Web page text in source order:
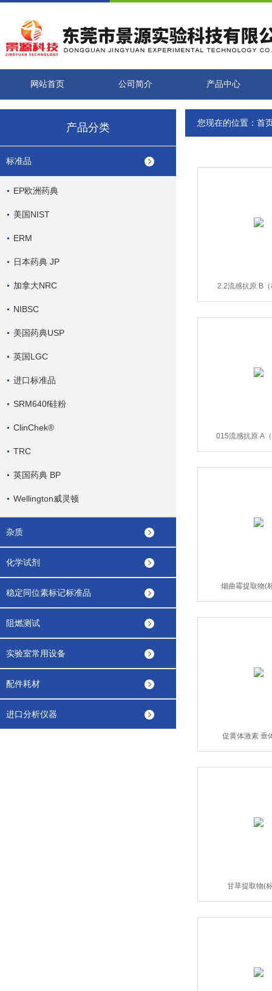
网站首页 公司简介 产品中心
产品分类
标准品
EP欧洲药典
美国NIST
ERM
日本药典 JP
加拿大NRC
NIBSC
美国药典USP
英国LGC
进口标准品
SRM640f硅粉
ClinChek®
TRC
英国药典 BP
Wellington威灵顿
杂质
化学试剂
稳定同位素标记标准品
阻燃测试
实验室常用设备
配件耗材
进口分析仪器
您现在的位置： 首
2.2流感抗原 B
015流感抗原 A
烟曲霉提取物(
促黄体激素 垂
甘草提取物(